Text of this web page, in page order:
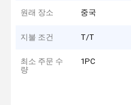
원래 장소 중국
지불 조건 T/T
최소 주문 수
량
1PC